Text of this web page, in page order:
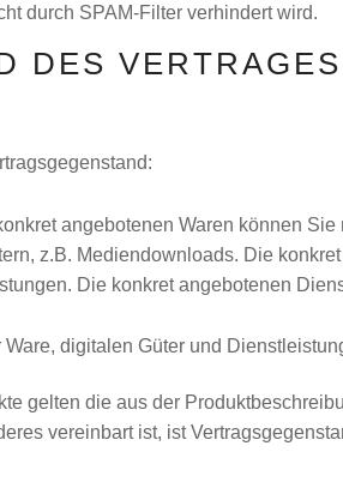
durch SPAM-Filter verhindert wird.
DES
angebotenen Waren können
z.B. Mediendownloads. Die
Die konkret angebotenen
digitalen Güter und
gelten die aus der
vereinbart ist, ist